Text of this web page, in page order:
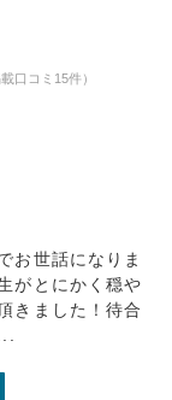
口コミ15件）
お世話になりま
がとにかく穏や
きました！待合